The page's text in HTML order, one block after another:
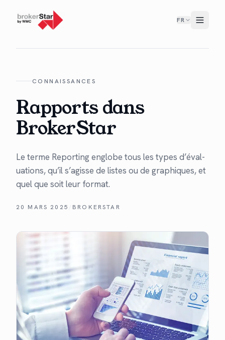
FR
CONNAISSANCES
Rapports dans
BrokerStar
Le terme Report­ing englobe tous les types d’é­val­
u­a­tions, qu’il s’agisse de listes ou de graphiques, et
quel que soit leur for­mat.
20 MARS 2025 BROKERSTAR